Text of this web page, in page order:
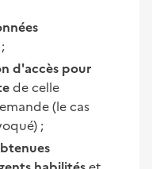
;
d'accès pour
de celle
(le cas
;